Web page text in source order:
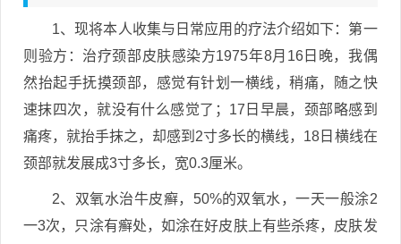
1、现将本人收集与日常应用的疗法介绍如下：第一
则验方：治疗颈部皮肤感染方1975年8月16日晚，我偶
然抬起手抚摸颈部，感觉有针划一横线，稍痛，随之快
速抹四次，就没有什么感觉了；17日早晨，颈部略感到
痛疼，就抬手抹之，却感到2寸多长的横线，18日横线在
颈部就发展成3寸多长，宽0.3厘米。
2、双氧水治牛皮癣，50%的双氧水，一天一般涂2
一3次，只涂有癣处，如涂在好皮肤上有些杀疼，皮肤发